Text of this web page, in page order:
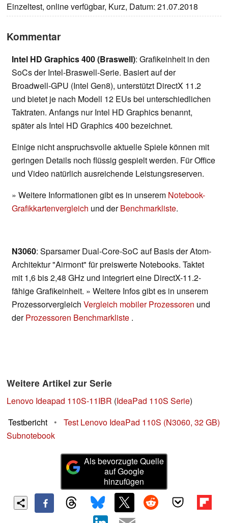
Einzeltest, online verfügbar, Kurz, Datum: 21.07.2018
Kommentar
Intel HD Graphics 400 (Braswell): Grafikeinheit in den
SoCs der Intel-Braswell-Serie. Basiert auf der
Broadwell-GPU (Intel Gen8), unterstützt DirectX 11.2
und bietet je nach Modell 12 EUs bei unterschiedlichen
Taktraten. Anfangs nur Intel HD Graphics benannt,
später als Intel HD Graphics 400 bezeichnet.
Einige nicht anspruchsvolle aktuelle Spiele können mit
geringen Details noch flüssig gespielt werden. Für Office
und Video natürlich ausreichende Leistungsreserven.
» Weitere Informationen gibt es in unserem Notebook-
Grafikkartenvergleich und derBenchmarkliste.
N3060: Sparsamer Dual-Core-SoC auf Basis der Atom-
Architektur "Airmont" für preiswerte Notebooks. Taktet
mit 1,6 bis 2,48 GHz und integriert eine DirectX-11.2-
fähige Grafikeinheit. » Weitere Infos gibt es in unserem
Prozessorvergleich Vergleich mobiler Prozessoren und
derProzessoren Benchmarkliste .
Weitere Artikel zur Serie
Lenovo Ideapad 110S-11IBR (IdeaPad 110S Serie)
Testbericht
•
Test Lenovo IdeaPad 110S (N3060, 32 GB)
Subnotebook
Als bevorzugte Quelle
auf Google
hinzufügen